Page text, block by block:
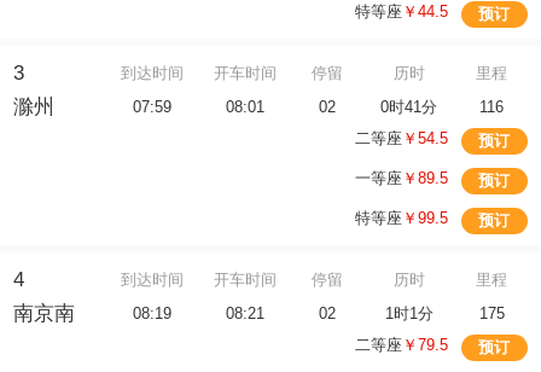
特等座￥44.5 预订
3 到达时间 开车时间 停留 历时 里程
滁州 07:59 08:01 02 0时41分
116
二等座￥54.5 预订
一等座￥89.5 预订
特等座￥99.5 预订
4 到达时间 开车时间 停留 历时 里程
南京南 08:19 08:21 02 1时1分
175
二等座￥79.5 预订